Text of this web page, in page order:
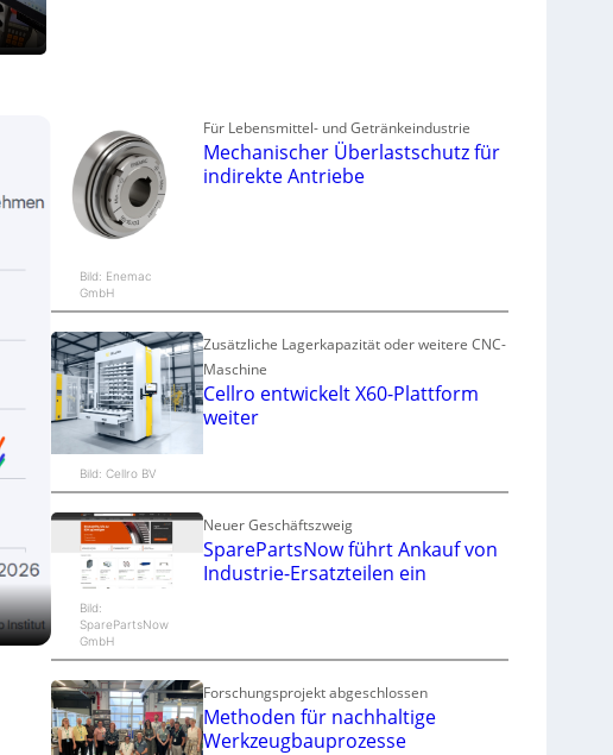
Bild: Enemac
GmbH
Für Lebensmittel- und Getränkeindustrie
Mechanischer Überlastschutz für
indirekte Antriebe
Bild: Cellro BV
Zusätzliche Lagerkapazität oder weitere CNC-
Maschine
Cellro entwickelt X60-Plattform
weiter
Bild:
SparePartsNow
GmbH
Neuer Geschäftszweig
SparePartsNow führt Ankauf von
Industrie-Ersatzteilen ein
Forschungsprojekt abgeschlossen
Methoden für nachhaltige
Werkzeugbauprozesse